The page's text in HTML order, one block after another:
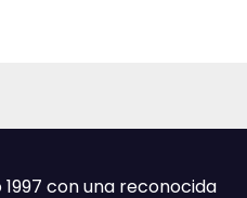
con una reconocida